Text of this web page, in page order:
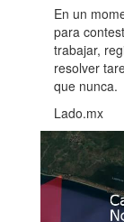
En un
para
trabajar,
resolver
que nunca.
Lado.mx